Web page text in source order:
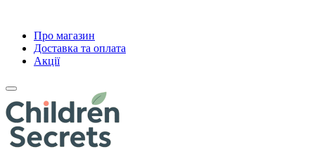
Про магазин
Доставка та оплата
Акції